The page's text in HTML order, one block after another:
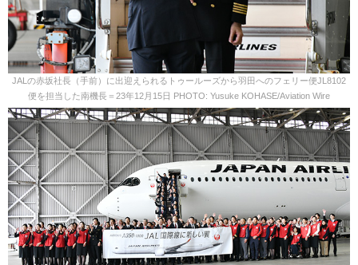
JALの赤坂社長（手前）に出迎えられるトゥールーズから羽田へのフェリー便JL8102
便を担当した南機長＝23年12月15日 PHOTO: Yusuke KOHASE/Aviation Wire